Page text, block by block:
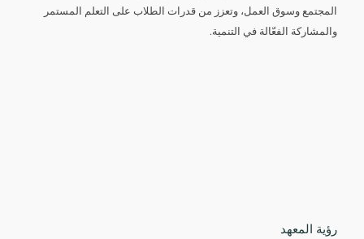
المجتمع وسوق العمل، وتعزز من قدرات الطلاب على التعلم المستمر
والمشاركة الفعّالة في التنمية.
رؤية المعهد